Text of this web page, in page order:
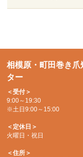
相模原・町田巻き爪
ター
＜受付＞
9:00～19:30
※土日9:00～15:00
＜定休日＞
火曜日・祝日
＜住所＞